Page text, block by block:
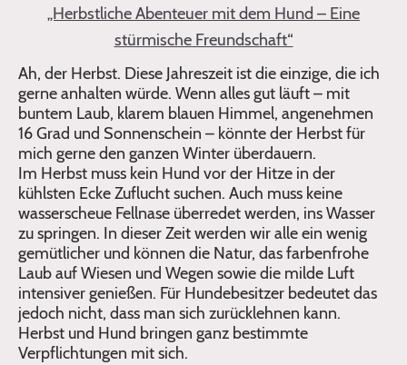
„Herbstliche Abenteuer mit dem Hund – Eine
stürmische Freundschaft“
Ah, der Herbst. Diese Jahreszeit ist die einzige, die ich
gerne anhalten würde. Wenn alles gut läuft – mit
buntem Laub, klarem blauen Himmel, angenehmen
16 Grad und Sonnenschein – könnte der Herbst für
mich gerne den ganzen Winter überdauern.
Im Herbst muss kein Hund vor der Hitze in der
kühlsten Ecke Zuflucht suchen. Auch muss keine
wasserscheue Fellnase überredet werden, ins Wasser
zu springen. In dieser Zeit werden wir alle ein wenig
gemütlicher und können die Natur, das farbenfrohe
Laub auf Wiesen und Wegen sowie die milde Luft
intensiver genießen. Für Hundebesitzer bedeutet das
jedoch nicht, dass man sich zurücklehnen kann.
Herbst und Hund bringen ganz bestimmte
Verpflichtungen mit sich.